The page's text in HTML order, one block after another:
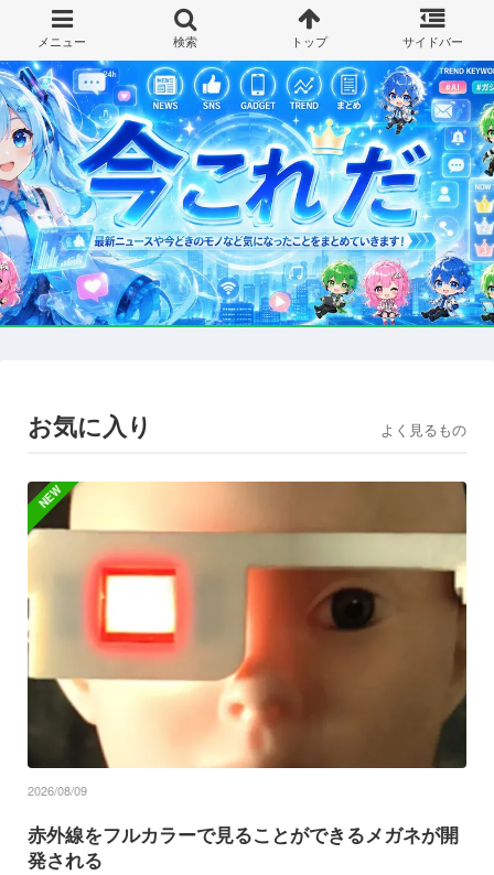
お気に入り よく見るもの
NEW
2026/08/09
赤外線をフルカラーで見ることができるメガネが開
発される